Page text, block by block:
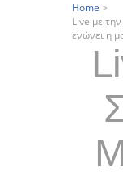
Home >
Live με
ενώνει η